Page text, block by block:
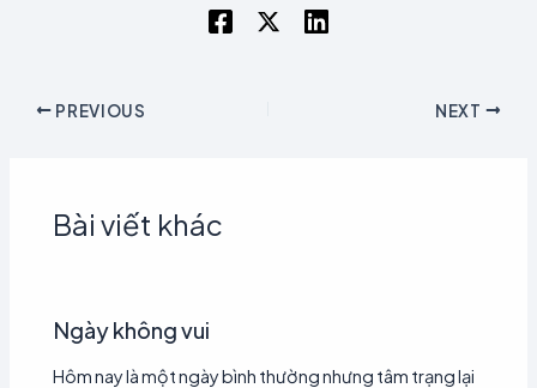
PREVIOUS NEXT
Bài viết khác
Ngày không vui
Hôm nay là một ngày bình thường nhưng tâm trạng lại